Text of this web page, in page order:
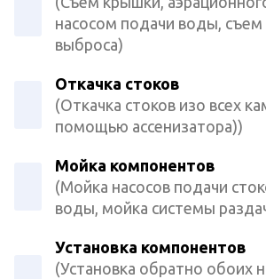
насосом подачи воды, съем
выброса)
Откачка стоков
(Откачка стоков изо всех
помощью ассенизатора))
Мойка компонентов
(Мойка насосов подачи
воды, мойка системы
Установка компонентов
(Установка обратно обоих